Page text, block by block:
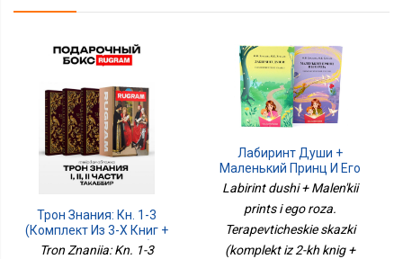
Трон Знания: Кн. 1-3
(комплект Из 3-Х Книг +
Подарочный Бокс)
Tron Znaniia: Kn. 1-3
Лабиринт Души +
Маленький Принц И Его
Роза. Терапевтические
Книг + Подарочная
Коробка)
Labirint dushi + Malen'kii
prints i ego roza.
Terapevticheskie skazki
(komplekt iz 2-kh knig +